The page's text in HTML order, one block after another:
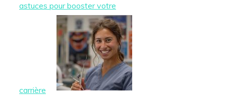
astuces pour booster votre
carrière